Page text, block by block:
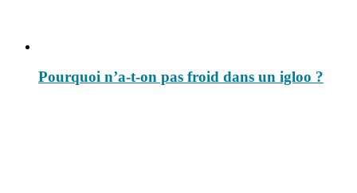
Pourquoi n’a-t-on pas froid dans un igloo ?